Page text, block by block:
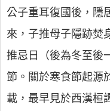
公子重耳復國後，隱
來，子推母子隱跡焚
推忌日（後為冬至後
節。關於寒食節起源
載，最早見於西漢桓